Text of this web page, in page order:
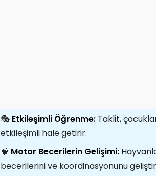
🎭 Etkileşimli Öğrenme: Taklit,
etkileşimli hale getirir.
🧠 Motor Becerilerin Gelişimi:
becerilerini ve koordinasyonunu